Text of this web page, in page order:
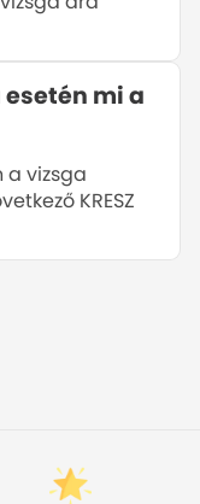
esetén mi a
a vizsga
KRESZ